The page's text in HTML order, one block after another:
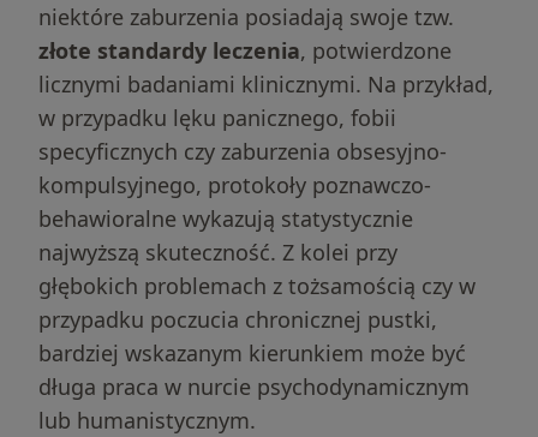
niektóre zaburzenia posiadają swoje tzw.
złote standardy leczenia, potwierdzone
licznymi badaniami klinicznymi. Na przykład,
w przypadku lęku panicznego, fobii
specyficznych czy zaburzenia obsesyjno-
kompulsyjnego, protokoły poznawczo-
behawioralne wykazują statystycznie
najwyższą skuteczność. Z kolei przy
głębokich problemach z tożsamością czy w
przypadku poczucia chronicznej pustki,
bardziej wskazanym kierunkiem może być
długa praca w nurcie psychodynamicznym
lub humanistycznym.